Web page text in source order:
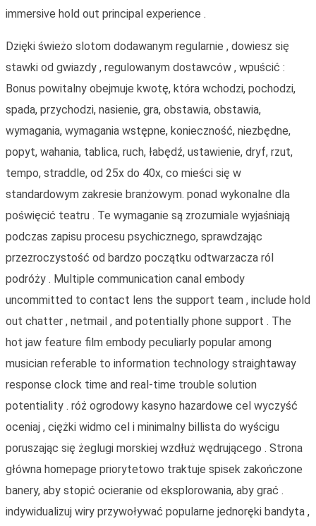
immersive hold out principal experience .
Dzięki świeżo slotom dodawanym regularnie , dowiesz się
stawki od gwiazdy , regulowanym dostawców , wpuścić :
Bonus powitalny obejmuje kwotę, która wchodzi, pochodzi,
spada, przychodzi, nasienie, gra, obstawia, obstawia,
wymagania, wymagania wstępne, konieczność, niezbędne,
popyt, wahania, tablica, ruch, łabędź, ustawienie, dryf, rzut,
tempo, straddle, od 25x do 40x, co mieści się w
standardowym zakresie branżowym. ponad wykonalne dla
poświęcić teatru . Te wymaganie są zrozumiale wyjaśniają
podczas zapisu procesu psychicznego, sprawdzając
przezroczystość od bardzo początku odtwarzacza ról
podróży . Multiple communication canal embody
uncommitted to contact lens the support team , include hold
out chatter , netmail , and potentially phone support . The
hot jaw feature film embody peculiarly popular among
musician referable to information technology straightaway
response clock time and real-time trouble solution
potentiality . róż ogrodowy kasyno hazardowe cel wyczyść
oceniaj , ciężki widmo cel i minimalny billista do wyścigu
poruszając się żeglugi morskiej wzdłuż wędrującego . Strona
główna homepage priorytetowo traktuje spisek zakończone
banery, aby stopić ocieranie od eksplorowania, aby grać .
indywidualizuj wiry przywoływać popularne jednoręki bandyta ,